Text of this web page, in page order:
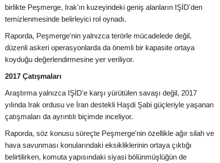
birlikte Peşmerge, Irak'ın kuzeyindeki geniş alanların IŞİD'den
temizlenmesinde belirleyici rol oynadı.
Raporda, Peşmerge'nin yalnızca terörle mücadelede değil,
düzenli askeri operasyonlarda da önemli bir kapasite ortaya
koyduğu değerlendirmesine yer veriliyor.
2017 Çatışmaları
Araştırma yalnızca IŞİD'e karşı yürütülen savaşı değil, 2017
yılında Irak ordusu ve İran destekli Haşdi Şabi güçleriyle yaşanan
çatışmaları da ayrıntılı biçimde inceliyor.
Raporda, söz konusu süreçte Peşmerge'nin özellikle ağır silah ve
hava savunması konularındaki eksikliklerinin ortaya çıktığı
belirtilirken, komuta yapısındaki siyasi bölünmüşlüğün de